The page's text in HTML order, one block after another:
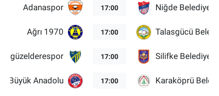
Adanaspor 17:00 Niğde
Ağrı 1970 17:00 Talasgücü
17:00 Silifke
Büyük Anadolu 17:00 Karaköprü